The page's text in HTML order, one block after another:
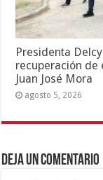
Presidenta
recuperación de
Juan José Mora
agosto 5, 2026
Deja un comentario